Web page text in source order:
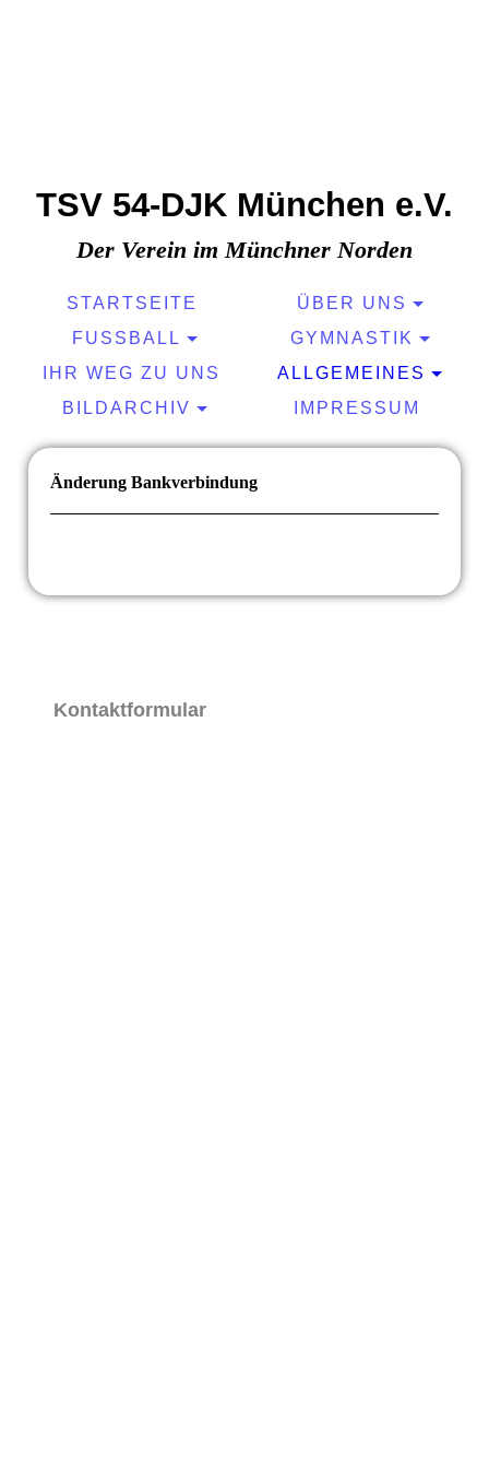
TSV 54-DJK München e.V.
Der Verein im Münchner Norden
STARTSEITE
ÜBER UNS
FUSSBALL
GYMNASTIK
IHR WEG ZU UNS
ALLGEMEINES
BILDARCHIV
IMPRESSUM
Änderung Bankverbindung
Kontaktformular